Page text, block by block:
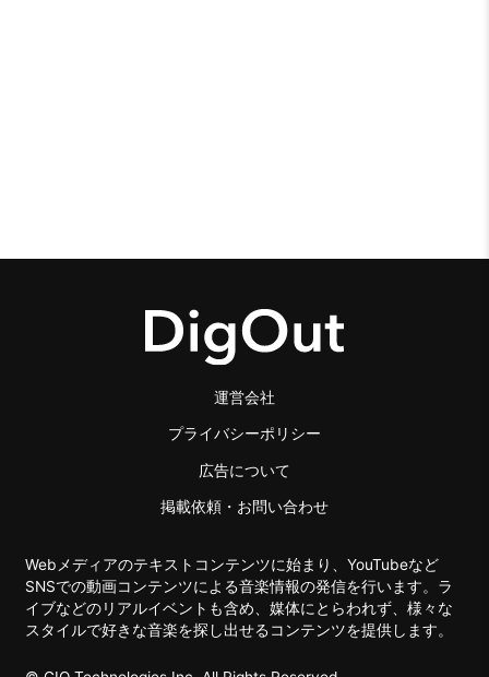
運営会社
プライバシーポリシー
広告について
掲載依頼・お問い合わせ
Webメディアのテキストコンテンツに始まり、YouTubeなど
SNSでの動画コンテンツによる音楽情報の発信を行います。ラ
イブなどのリアルイベントも含め、媒体にとらわれず、様々な
スタイルで好きな音楽を探し出せるコンテンツを提供します。